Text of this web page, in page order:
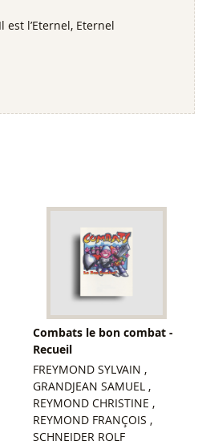
est l’Eternel, Eternel
Combats le bon combat -
Recueil
FREYMOND SYLVAIN ,
GRANDJEAN SAMUEL ,
REYMOND CHRISTINE ,
REYMOND FRANÇOIS ,
SCHNEIDER ROLF